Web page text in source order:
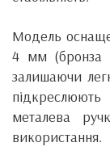
Модель
4 мм (бронза
залишаючи
металева
використання.